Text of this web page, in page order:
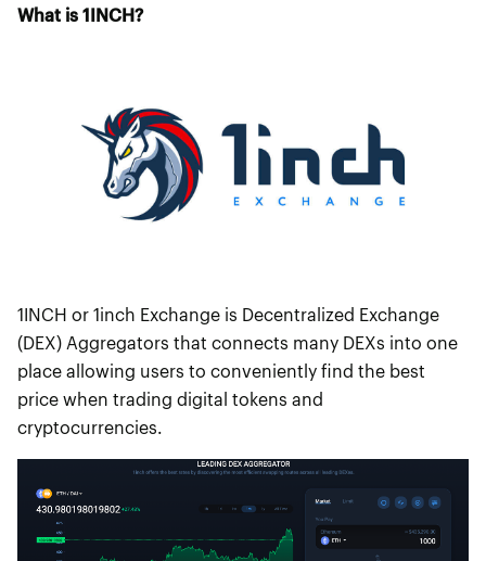
What is 1INCH?
1INCH or 1inch Exchange is Decentralized Exchange
(DEX) Aggregators that connects many DEXs into one
place allowing users to conveniently find the best
price when trading digital tokens and
cryptocurrencies.